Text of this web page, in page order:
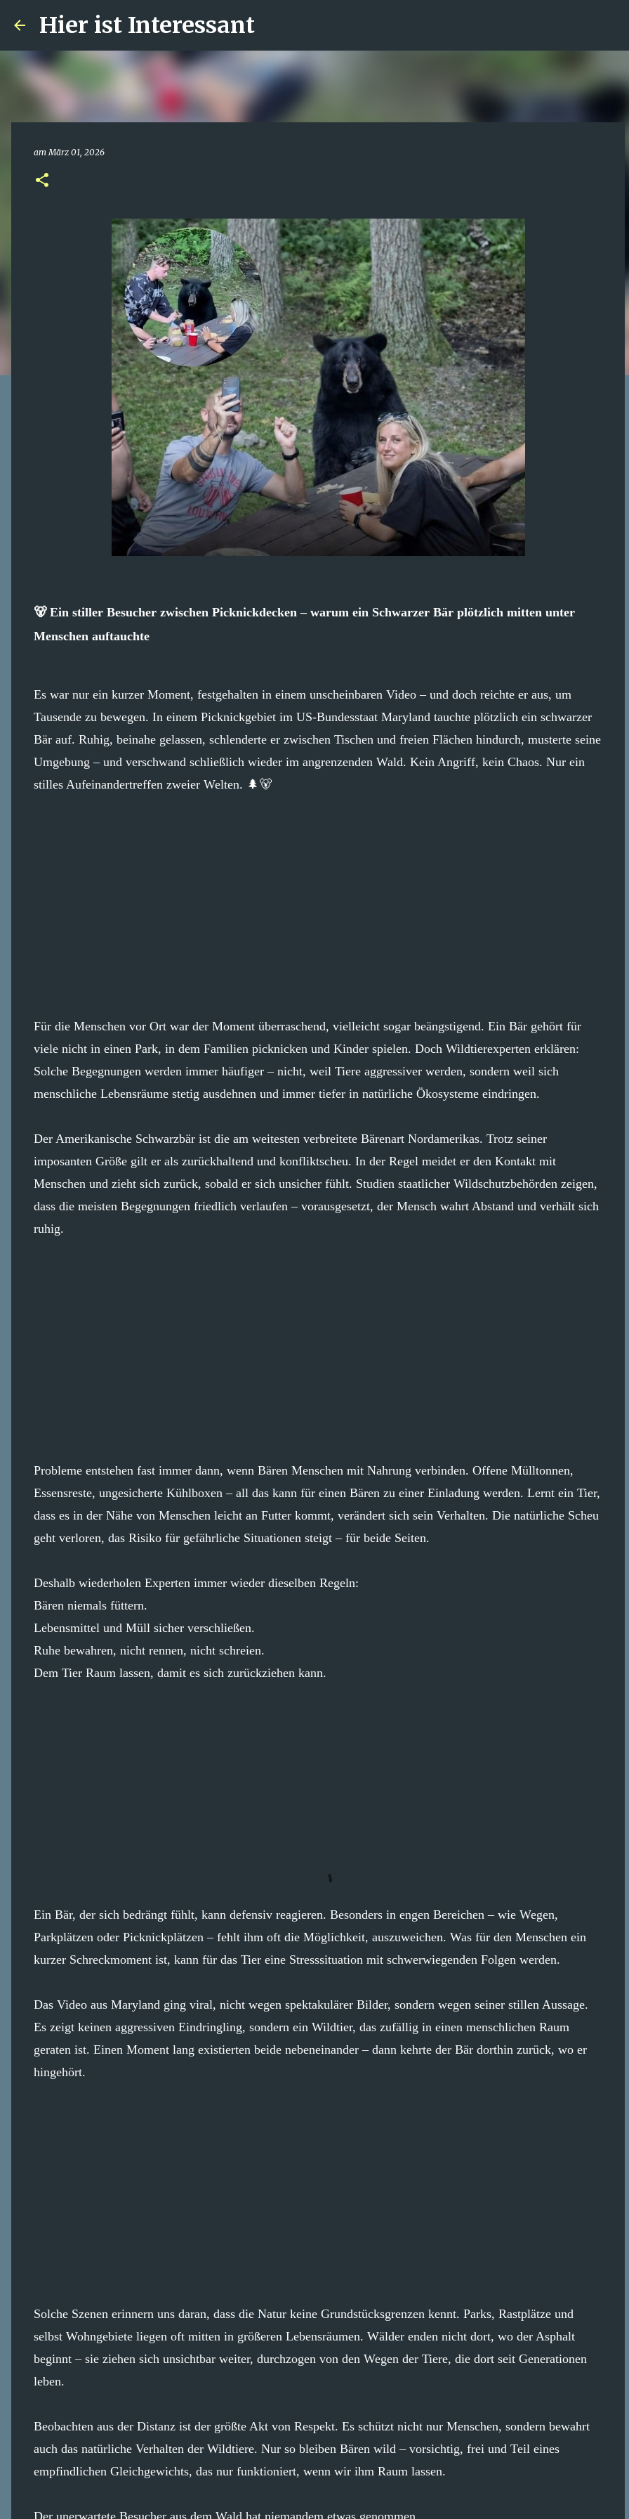
Hier ist Interessant
amMärz 01, 2026
🐻 Ein stiller Besucher zwischen Picknickdecken – warum ein Schwarzer Bär plötzlich mitten unter
Menschen auftauchte
Es war nur ein kurzer Moment, festgehalten in einem unscheinbaren Video – und doch reichte er aus, um
Tausende zu bewegen. In einem Picknickgebiet im US-Bundesstaat Maryland tauchte plötzlich ein schwarzer
Bär auf. Ruhig, beinahe gelassen, schlenderte er zwischen Tischen und freien Flächen hindurch, musterte seine
Umgebung – und verschwand schließlich wieder im angrenzenden Wald. Kein Angriff, kein Chaos. Nur ein
stilles Aufeinandertreffen zweier Welten. 🌲🐻
Für die Menschen vor Ort war der Moment überraschend, vielleicht sogar beängstigend. Ein Bär gehört für
viele nicht in einen Park, in dem Familien picknicken und Kinder spielen. Doch Wildtierexperten erklären:
Solche Begegnungen werden immer häufiger – nicht, weil Tiere aggressiver werden, sondern weil sich
menschliche Lebensräume stetig ausdehnen und immer tiefer in natürliche Ökosysteme eindringen.
Der Amerikanische Schwarzbär ist die am weitesten verbreitete Bärenart Nordamerikas. Trotz seiner
imposanten Größe gilt er als zurückhaltend und konfliktscheu. In der Regel meidet er den Kontakt mit
Menschen und zieht sich zurück, sobald er sich unsicher fühlt. Studien staatlicher Wildschutzbehörden zeigen,
dass die meisten Begegnungen friedlich verlaufen – vorausgesetzt, der Mensch wahrt Abstand und verhält sich
ruhig.
Probleme entstehen fast immer dann, wenn Bären Menschen mit Nahrung verbinden. Offene Mülltonnen,
Essensreste, ungesicherte Kühlboxen – all das kann für einen Bären zu einer Einladung werden. Lernt ein Tier,
dass es in der Nähe von Menschen leicht an Futter kommt, verändert sich sein Verhalten. Die natürliche Scheu
geht verloren, das Risiko für gefährliche Situationen steigt – für beide Seiten.
Deshalb wiederholen Experten immer wieder dieselben Regeln:
Bären niemals füttern.
Lebensmittel und Müll sicher verschließen.
Ruhe bewahren, nicht rennen, nicht schreien.
Dem Tier Raum lassen, damit es sich zurückziehen kann.
Ein Bär, der sich bedrängt fühlt, kann defensiv reagieren. Besonders in engen Bereichen – wie Wegen,
Parkplätzen oder Picknickplätzen – fehlt ihm oft die Möglichkeit, auszuweichen. Was für den Menschen ein
kurzer Schreckmoment ist, kann für das Tier eine Stresssituation mit schwerwiegenden Folgen werden.
Das Video aus Maryland ging viral, nicht wegen spektakulärer Bilder, sondern wegen seiner stillen Aussage.
Es zeigt keinen aggressiven Eindringling, sondern ein Wildtier, das zufällig in einen menschlichen Raum
geraten ist. Einen Moment lang existierten beide nebeneinander – dann kehrte der Bär dorthin zurück, wo er
hingehört.
Solche Szenen erinnern uns daran, dass die Natur keine Grundstücksgrenzen kennt. Parks, Rastplätze und
selbst Wohngebiete liegen oft mitten in größeren Lebensräumen. Wälder enden nicht dort, wo der Asphalt
beginnt – sie ziehen sich unsichtbar weiter, durchzogen von den Wegen der Tiere, die dort seit Generationen
leben.
Beobachten aus der Distanz ist der größte Akt von Respekt. Es schützt nicht nur Menschen, sondern bewahrt
auch das natürliche Verhalten der Wildtiere. Nur so bleiben Bären wild – vorsichtig, frei und Teil eines
empfindlichen Gleichgewichts, das nur funktioniert, wenn wir ihm Raum lassen.